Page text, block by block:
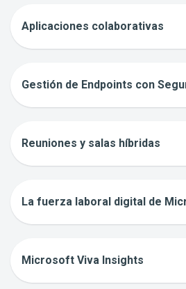
Aplicaciones colaborativas
Gestión de Endpoints con
Reuniones y salas híbridas
La fuerza laboral digital de
Microsoft Viva Insights